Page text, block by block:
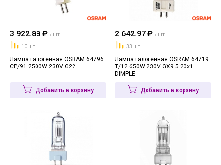
3 922.88 ₽ / шт.
10 шт.
Лампа галогенная OSRAM 64796
CP/91 2500W 230V G22
Добавить в корзину
2 642.97 ₽ / шт.
33 шт.
Лампа галогенная OSRAM 64719
T/12 650W 230V GX9.5 20x1
DIMPLE
Добавить в корзину